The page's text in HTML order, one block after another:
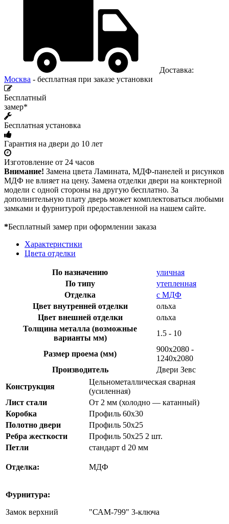
Доставка:
Москва - бесплатная при заказе установки
Бесплатный
замер*
Бесплатная установка
Гарантия на двери до 10 лет
Изготовление от 24 часов
Внимание! Замена цвета Ламината, МДФ-панелей и рисунков
МДФ не влияет на цену. Замена отделки двери на конктерной
модели с одной стороны на другую бесплатно. За
дополнительную плату дверь может комплектоваться любыми
замками и фурнитурой предоставленной на нашем сайте.
*Бесплатный замер при оформлении заказа
Характеристики
Цвета отделки
По назначению
уличная
По типу
утепленная
Отделка
с МДФ
Цвет внутренней отделки
ольха
Цвет внешней отделки
ольха
Толщина металла (возможные
варианты мм)
1.5 - 10
Размер проема (мм)
900х2080 -
1240х2080
Производитель
Двери Зевс
Конструкция
Цельнометаллическая сварная
(усиленная)
Лист стали
От 2 мм (холодно — катанный)
Коробка
Профиль 60х30
Полотно двери
Профиль 50х25
Ребра жесткости
Профиль 50х25 2 шт.
Петли
стандарт d 20 мм
Отделка: МДФ
Фурнитура:
Замок верхний
"САМ-799" 3-ключа